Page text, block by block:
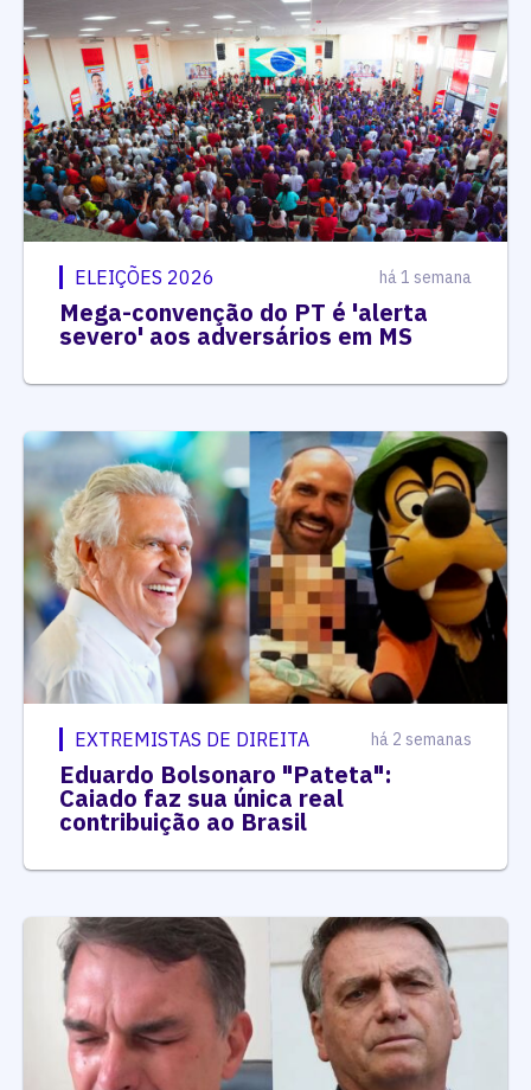
ELEIÇÕES 2026 há 1 semana
Mega-convenção do PT é 'alerta
severo' aos adversários em MS
EXTREMISTAS DE DIREITA há 2 semanas
Eduardo Bolsonaro "Pateta":
Caiado faz sua única real
contribuição ao Brasil